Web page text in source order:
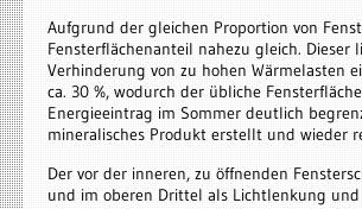
Aufgrund der gleichen Proportion von
Fensterflächenanteil nahezu gleich.
Verhinderung von zu hohen Wärmelasten
ca. 30 %, wodurch der übliche
Energieeintrag im Sommer deutlich
mineralisches Produkt erstellt und wieder
Der vor der inneren, zu öffnenden
und im oberen Drittel als Lichtlenkung